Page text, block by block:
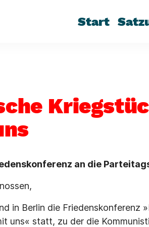
Start
an die
in Berlin die Friedenskonferenz
uns« statt, zu der die